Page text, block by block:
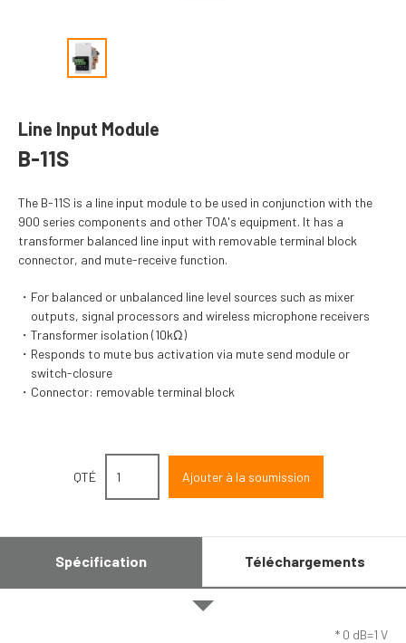
Line Input Module
B-11S
The B-11S is a line input module to be used in conjunction with the
900 series components and other TOA's equipment. It has a
transformer balanced line input with removable terminal block
connector, and mute-receive function.
For balanced or unbalanced line level sources such as mixer
outputs, signal processors and wireless microphone receivers
Transformer isolation (10kΩ)
Responds to mute bus activation via mute send module or
switch-closure
Connector: removable terminal block
QTÉ
Spécification Téléchargements
* 0 dB=1 V